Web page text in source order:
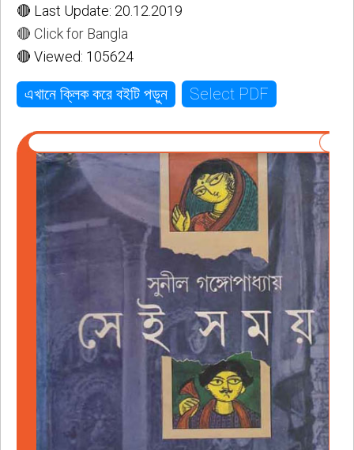
🔴 Last Update: 20.12.2019
🔴 Click for Bangla
🔴 Viewed: 105624
এখানে ক্লিক করে বইটি পড়ুন Select PDF